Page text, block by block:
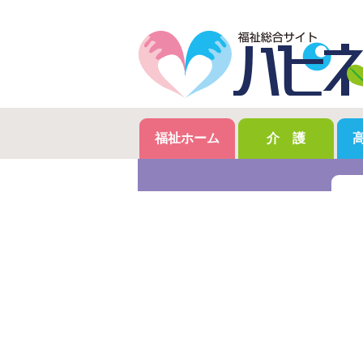
福祉ホーム 介 護